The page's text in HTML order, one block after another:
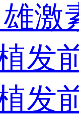
雄激
发
发